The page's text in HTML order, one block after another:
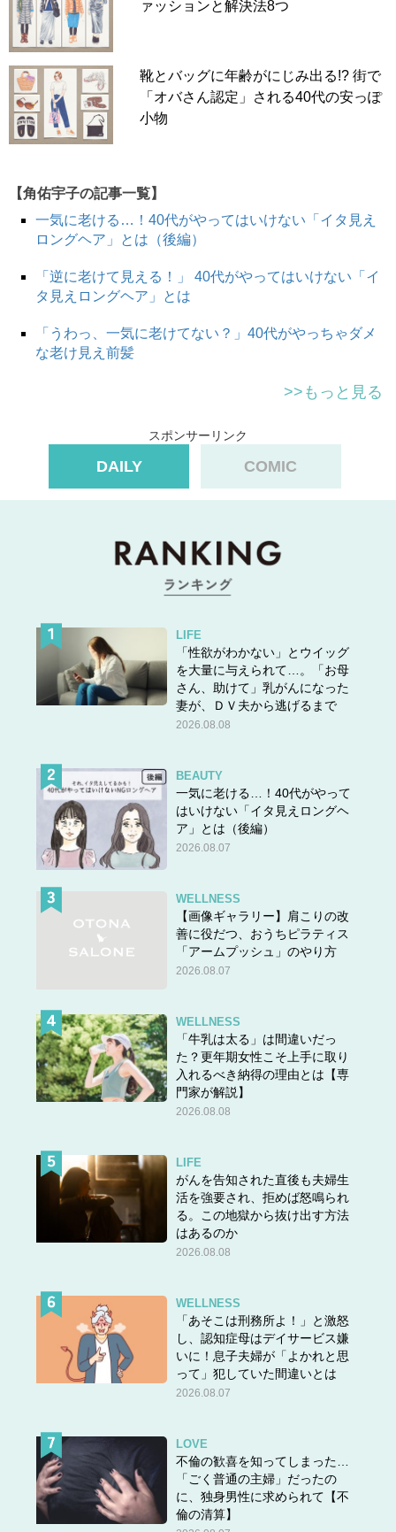
ァッションと解決法8つ
靴とバッグに年齢がにじみ出る!? 街で
「オバさん認定」される40代の安っぽ
小物
【角佑宇子の記事一覧】
一気に老ける…！40代がやってはいけない「イタ見え
ロングヘア」とは（後編）
「逆に老けて見える！」 40代がやってはいけない「イ
タ見えロングヘア」とは
「うわっ、一気に老けてない？」40代がやっちゃダメ
な老け見え前髪
>>もっと見る
スポンサーリンク
DAILY COMIC
LIFE
「性欲がわかない」とウイッグ
を大量に与えられて…。「お母
さん、助けて」乳がんになった
妻が、ＤＶ夫から逃げるまで
2026.08.08
BEAUTY
一気に老ける…！40代がやって
はいけない「イタ見えロングヘ
ア」とは（後編）
2026.08.07
WELLNESS
【画像ギャラリー】肩こりの改
善に役だつ、おうちピラティス
「アームプッシュ」のやり方
2026.08.07
WELLNESS
「牛乳は太る」は間違いだっ
た？更年期女性こそ上手に取り
入れるべき納得の理由とは【専
門家が解説】
2026.08.08
LIFE
がんを告知された直後も夫婦生
活を強要され、拒めば怒鳴られ
る。この地獄から抜け出す方法
はあるのか
2026.08.08
WELLNESS
「あそこは刑務所よ！」と激怒
し、認知症母はデイサービス嫌
いに！息子夫婦が「よかれと思
って」犯していた間違いとは
2026.08.07
LOVE
不倫の歓喜を知ってしまった…
「ごく普通の主婦」だったの
に、独身男性に求められて【不
倫の清算】